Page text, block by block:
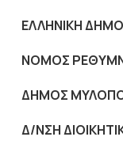
ΕΛΛΗΝΙΚΗ
NOMOΣ
ΔΗΜΟΣ
Δ/ΝΣΗ